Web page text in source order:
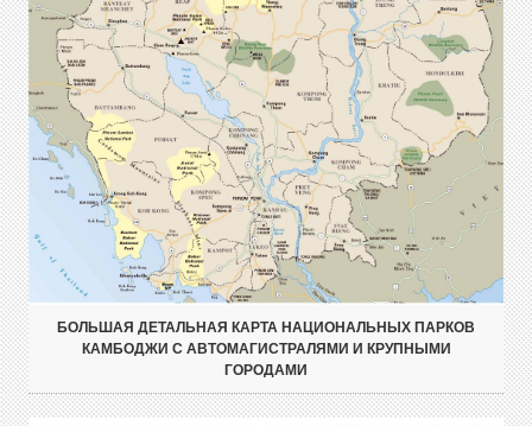
БОЛЬШАЯ ДЕТАЛЬНАЯ КАРТА НАЦИОНАЛЬНЫХ ПАРКОВ
КАМБОДЖИ С АВТОМАГИСТРАЛЯМИ И КРУПНЫМИ
ГОРОДАМИ